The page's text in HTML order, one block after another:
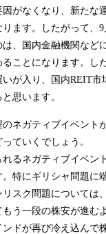
因がなくなり、新たな
ます。したがって、9
は、国内金融機関など
ことになります。し
いが入り、国内REIT市
思います。
ネガティブイベント
ていくでしょう。
るネガティブイベン
特にギリシャ問題に
スク問題については
もう一段の株安が進む
ンドが再び冷え込んで